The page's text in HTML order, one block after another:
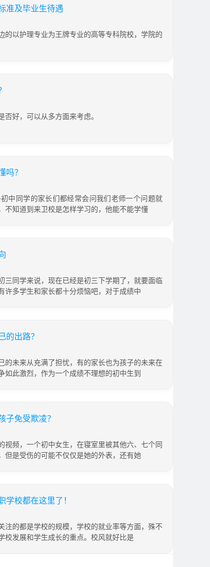
准及毕业生待遇
的以护理专业为王牌专业的高等专科院校，学院的
好，可以从多方面来考虑。
吗？
中同学的家长们都经常会问我们老师一个问题就
不知道到来卫校是怎样学习的，他能不能学懂
三同学来说，现在已经是初三下学期了，就要面临
许多学生和家长都十分烦恼吧，对于成绩中
的出路？
的未来从充满了担忧，有的家长也为孩子的未来在
如此激烈，作为一个成绩不理想的初中生到
子免受欺凌？
视频，一个初中女生，在寝室里被其他六、七个同
但是受伤的可能不仅仅是她的外表，还有她
学校都在这里了！
注的都是学校的规模，学校的就业率等方面，殊不
校发展和学生成长的重点。校风就好比是